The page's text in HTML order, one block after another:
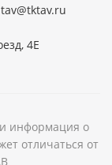
tav@tktav.ru
4Е
информация о
отличаться от